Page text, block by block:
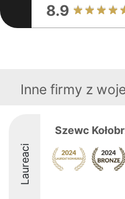
8.9
Inne firmy z
Laureaci
Szewc